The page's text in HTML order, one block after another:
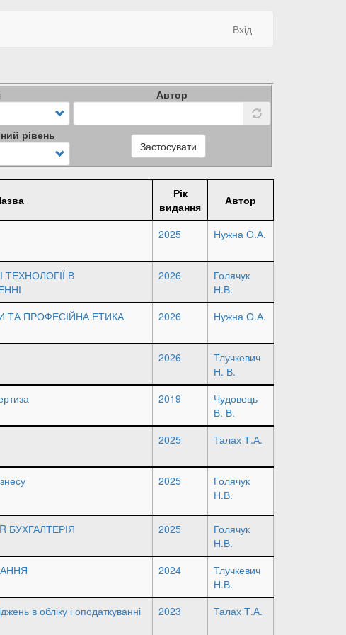
Вхід
Автор
рівень
Застосувати
Рік
видання
Автор
2025 Нужна О.А.
В
2026
Голячук
Н.В.
ТА ПРОФЕСІЙНА ЕТИКА 2026 Нужна О.А.
2026
Тлучкевич
Н. В.
2019
Чудовець
В. В.
2025 Талах Т.А.
2025
Голячук
Н.В.
БУХГАЛТЕРІЯ 2025
Голячук
Н.В.
2024
Тлучкевич
Н.В.
в обліку і оподаткуванні 2023 Талах Т.А.